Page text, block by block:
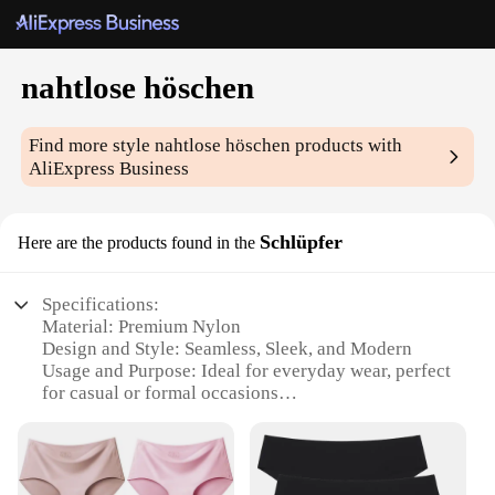
nahtlose höschen
Find more stylenahtlose höschen products with
AliExpress Business
Here are the products found in the Schlüpfer
Specifications:
Material: Premium Nylon
Design and Style: Seamless, Sleek, and Modern
Usage and Purpose: Ideal for everyday wear, perfect
for casual or formal occasions
and Stretchable
Shape or Size or Weight or Quantity: Available in a
variety of sizes to fit all body types